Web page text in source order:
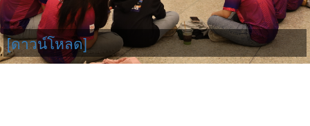
[ดาวน์โหลด]